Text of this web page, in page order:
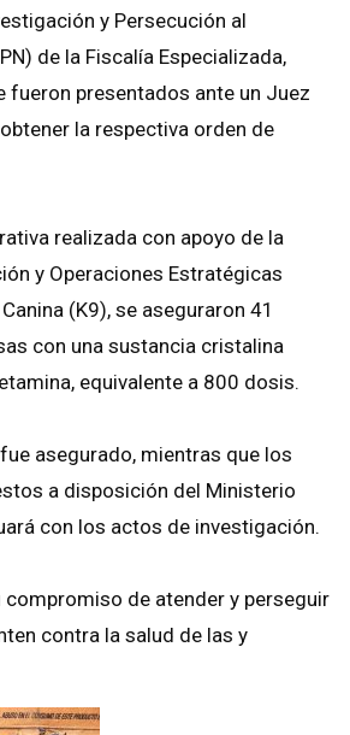
y Persecución al
de la Fiscalía Especializada,
fueron presentados ante un Juez
la respectiva orden de
realizada con apoyo de la
y Operaciones Estratégicas
(K9), se aseguraron 41
con una sustancia cristalina
equivalente a 800 dosis.
asegurado, mientras que los
a disposición del Ministerio
con los actos de investigación.
compromiso de atender y perseguir
contra la salud de las y